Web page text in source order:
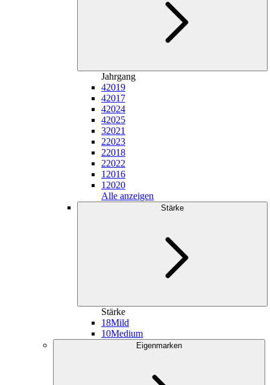
Jahrgang
42019
42017
42024
42025
32021
22023
22018
22022
1 2016
1 2020
Alle anzeigen
Stärke
Stärke
18Mild
10Medium
Eigenmarken